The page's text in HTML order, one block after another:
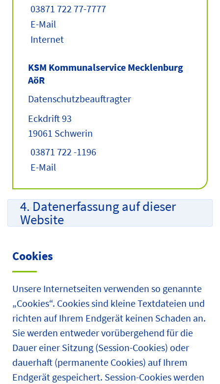
03871 722 77-7777
E-Mail
Internet
KSM Kommunalservice Mecklenburg
AöR
Datenschutzbeauftragter
Eckdrift 93
19061 Schwerin
03871 722 -1196
E-Mail
4. Datenerfassung auf dieser
Website
Cookies
Unsere Internetseiten verwenden so genannte
„Cookies“. Cookies sind kleine Textdateien und
richten auf Ihrem Endgerät keinen Schaden an.
Sie werden entweder vorübergehend für die
Dauer einer Sitzung (Session-Cookies) oder
dauerhaft (permanente Cookies) auf Ihrem
Endgerät gespeichert. Session-Cookies werden